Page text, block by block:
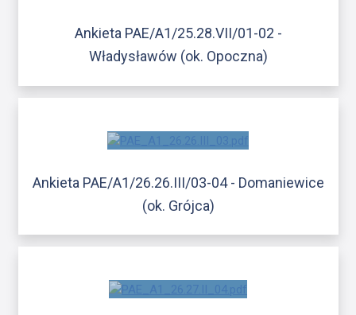
Ankieta PAE/A1/25.28.VII/01-02 -
Władysławów (ok. Opoczna)
Ankieta PAE/A1/26.26.III/03-04 - Domaniewice
(ok. Grójca)